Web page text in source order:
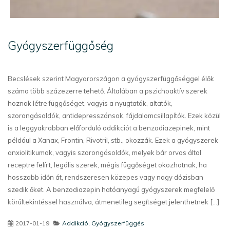
Gyógyszerfüggőség
Becslések szerint Magyarországon a gyógyszerfüggőséggel élők
száma több százezerre tehető. Általában a pszichoaktív szerek
hoznak létre függőséget, vagyis a nyugtatók, altatók,
szorongásoldók, antidepresszánsok, fájdalomcsillapítók. Ezek közül
is a leggyakrabban előforduló addikciót a benzodiazepinek, mint
például a Xanax, Frontin, Rivotril, stb., okozzák. Ezek a gyógyszerek
anxiolitikumok, vagyis szorongásoldók, melyek bár orvos által
receptre felírt, legális szerek, mégis függőséget okozhatnak, ha
hosszabb időn át, rendszeresen közepes vagy nagy dózisban
szedik őket. A benzodiazepin hatóanyagú gyógyszerek megfelelő
körültekintéssel használva, átmenetileg segítséget jelenthetnek [...]
2017-01-19 Addikció, Gyógyszerfüggés